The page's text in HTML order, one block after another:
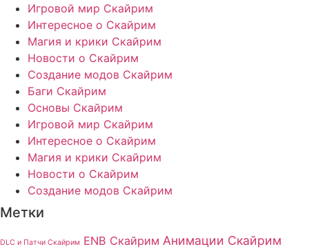
Игровой мир Скайрим
Интересное о Скайрим
Магия и крики Скайрим
Новости о Скайрим
Создание модов Скайрим
Баги Скайрим
Основы Скайрим
Игровой мир Скайрим
Интересное о Скайрим
Магия и крики Скайрим
Новости о Скайрим
Создание модов Скайрим
Метки
DLC и Патчи Скайрим ENB Скайрим Анимации Скайрим